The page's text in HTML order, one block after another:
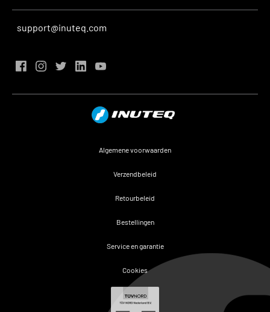
support@inuteq.com
Algemene voorwaarden
Verzendbeleid
Retourbeleid
Bestellingen
Service en garantie
Cookies